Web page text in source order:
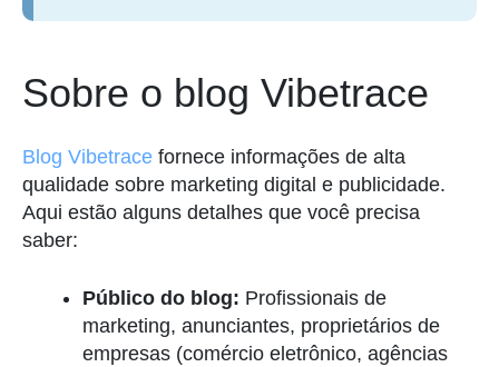
Sobre o blog Vibetrace
Blog Vibetrace fornece informações de alta
qualidade sobre marketing digital e publicidade.
Aqui estão alguns detalhes que você precisa
saber:
Público do blog: Profissionais de
marketing, anunciantes, proprietários de
empresas (comércio eletrônico, agências